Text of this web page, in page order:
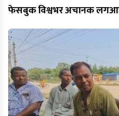
फेसबुक विश्वभर अचानक